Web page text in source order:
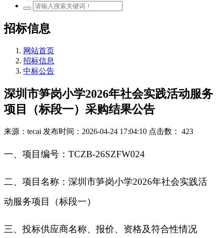
招标信息
网站首页
招标信息
中标公告
深圳市笋岗小学2026年社会实践活动服务
项目（标段一）采购结果公告
来源：tecai 发布时间：2026-04-24 17:04:10 点击数： 423
一、项目编号：TCZB-26SZFW024
二、项目名称：深圳市笋岗小学2026年社会实践活
动服务项目（标段一）
三、投标供应商名称、报价、资格及符合性情况